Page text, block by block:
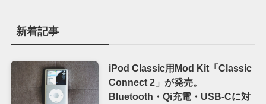
新着記事
iPod Classic用Mod Kit「Classic
Connect 2」が発売。
Bluetooth・Qi充電・USB-Cに対